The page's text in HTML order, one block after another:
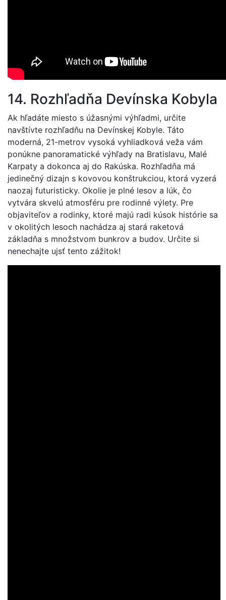
14. Rozhľadňa Devínska Kobyla
Ak hľadáte miesto s úžasnými výhľadmi, určite
navštívte rozhľadňu na Devínskej Kobyle. Táto
moderná, 21-metrov vysoká vyhliadková veža vám
ponúkne panoramatické výhľady na Bratislavu, Malé
Karpaty a dokonca aj do Rakúska. Rozhľadňa má
jedinečný dizajn s kovovou konštrukciou, ktorá vyzerá
naozaj futuristicky. Okolie je plné lesov a lúk, čo
vytvára skvelú atmosféru pre rodinné výlety. Pre
objaviteľov a rodinky, ktoré majú radi kúsok histórie sa
v okolitých lesoch nachádza aj stará raketová
základňa s množstvom bunkrov a budov. Určite si
nenechajte ujsť tento zážitok!